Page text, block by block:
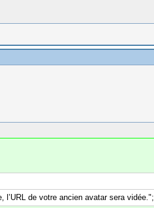
de votre ancien avatar sera vidée.";